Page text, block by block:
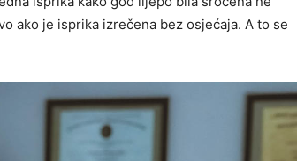
ako je isprika izrečena bez osjećaja. A to se